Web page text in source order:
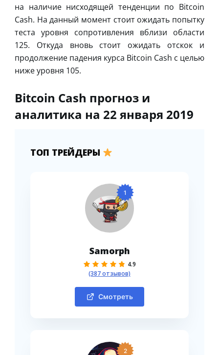
на наличие нисходящей тенденции по Bitcoin
Cash. На данный момент стоит ожидать попытку
теста уровня сопротивления вблизи области
125. Откуда вновь стоит ожидать отскок и
продолжение падения курса Bitcoin Cash с целью
ниже уровня 105.
Bitcoin Cash прогноз и
аналитика на 22 января 2019
ТОП ТРЕЙДЕРЫ
1
Samorph
4.9
(387 отзывов)
Смотреть
2